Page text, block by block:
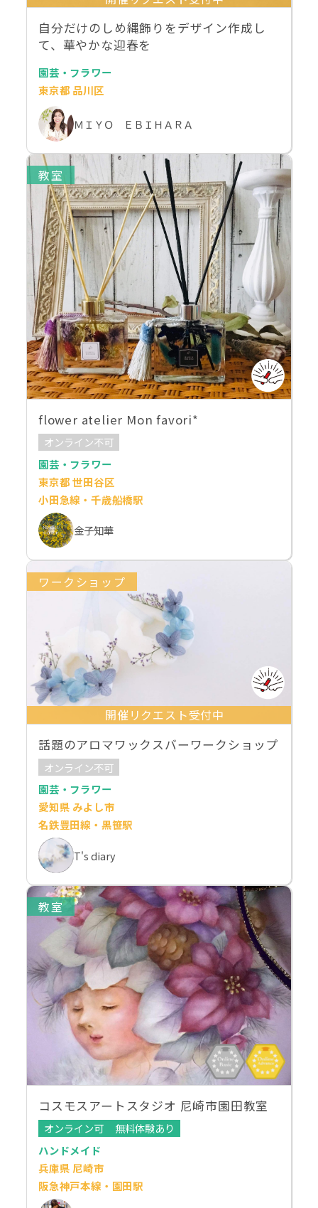
自分だけのしめ縄飾りをデザイン作成し
て、華やかな迎春を
園芸・フラワー
東京都 品川区
ＭＩＹＯ ＥＢＩＨＡＲＡ
教室
flower atelier Mon favori*
オンライン不可
園芸・フラワー
東京都 世田谷区
小田急線・千歳船橋駅
金子知華
ワークショップ
開催リクエスト受付中
話題のアロマワックスバーワークショップ
オンライン不可
園芸・フラワー
愛知県 みよし市
名鉄豊田線・黒笹駅
T's diary
教室
コスモスアートスタジオ 尼崎市園田教室
オンライン可
無料体験あり
ハンドメイド
兵庫県 尼崎市
阪急神戸本線・園田駅